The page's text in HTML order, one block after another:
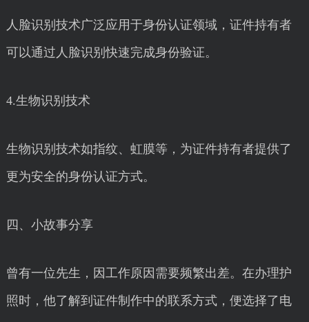
人脸识别技术广泛应用于身份认证领域，证件持有者
可以通过人脸识别快速完成身份验证。
4.生物识别技术
生物识别技术如指纹、虹膜等，为证件持有者提供了
更为安全的身份认证方式。
四、小故事分享
曾有一位先生，因工作原因需要频繁出差。在办理护
照时，他了解到证件制作中的联系方式，便选择了电